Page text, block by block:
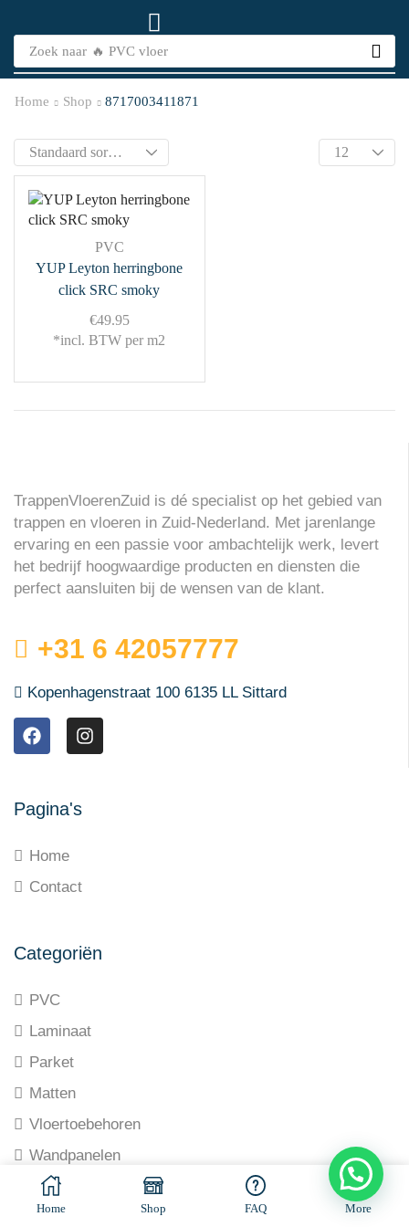
Zoek naar 🔥 PVC vloer
Home Shop 8717003411871
PVC
YUP Leyton herringbone
click SRC smoky
€49.95
*incl. BTW per m2
Home Shop FAQ More
TrappenVloerenZuid is dé specialist op het gebied van
trappen en vloeren in Zuid-Nederland. Met jarenlange
ervaring en een passie voor ambachtelijk werk, levert
het bedrijf hoogwaardige producten en diensten die
perfect aansluiten bij de wensen van de klant.
+31 6 42057777
Kopenhagenstraat 100 6135 LL Sittard
Pagina's
Home
Contact
Categoriën
PVC
Laminaat
Parket
Matten
Vloertoebehoren
Wandpanelen
© All rights reserved. Made by Ramaekers-Consultancy